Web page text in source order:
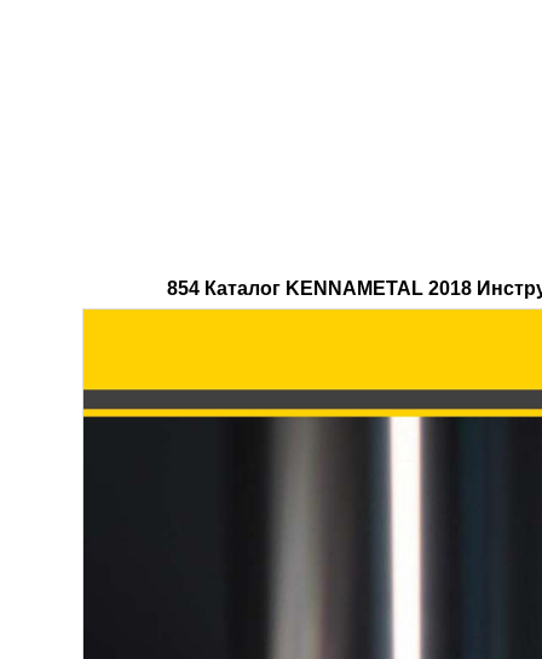
854 Каталог KENNAMETAL 2018